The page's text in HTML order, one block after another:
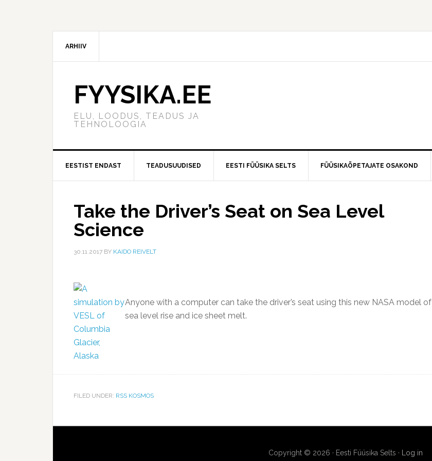
ARHIIV
FYYSIKA.EE
ELU, LOODUS, TEADUS JA
TEHNOLOOGIA
EESTIST ENDAST TEADUSUUDISED EESTI FÜÜSIKA SELTS FÜÜSIKAÕPETAJATE OSAKOND
Take the Driver’s Seat on Sea Level
Science
30.11.2017 BY KAIDO REIVELT
Anyone with a computer can take the driver’s seat using this new NASA model of
sea level rise and ice sheet melt.
FILED UNDER: RSS KOSMOS
Copyright © 2026 · Eesti Füüsika Selts · Log in